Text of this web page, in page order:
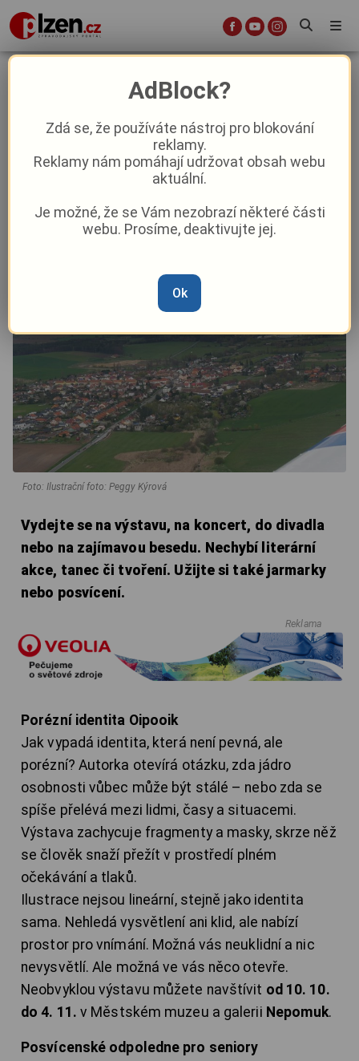
Dny volna v Plzeňském kraji si
zpříjemněte kulturními a
společenskými událostmi
Aktuality Kultura Aktuálně Z kraje
Peggy Kýrová –10. 10. 2025|07:17
Foto: Ilustrační foto: Peggy Kýrová
Vydejte se na výstavu, na koncert, do divadla
nebo na zajímavou besedu. Nechybí literární
akce, tanec či tvoření. Užijte si také jarmarky
nebo posvícení.
Reklama
Porézní identita Oipooik
Jak vypadá identita, která není pevná, ale
porézní? Autorka otevírá otázku, zda jádro
osobnosti vůbec může být stálé – nebo zda se
spíše přelévá mezi lidmi, časy a situacemi.
Výstava zachycuje fragmenty a masky, skrze něž
se člověk snaží přežít v prostředí plném
očekávání a tlaků.
Ilustrace nejsou lineární, stejně jako identita
sama. Nehledá vysvětlení ani klid, ale nabízí
prostor pro vnímání. Možná vás neuklidní a nic
nevysvětlí. Ale možná ve vás něco otevře.
Neobvyklou výstavu můžete navštívit od 10. 10.
do 4. 11. v Městském muzeu a galerii Nepomuk.
Posvícenské odpoledne pro seniory
AdBlock?
Zdá se, že používáte nástroj pro blokování
reklamy.
Reklamy nám pomáhají udržovat obsah webu
aktuální.
Je možné, že se Vám nezobrazí některé části
webu. Prosíme, deaktivujte jej.
Ok